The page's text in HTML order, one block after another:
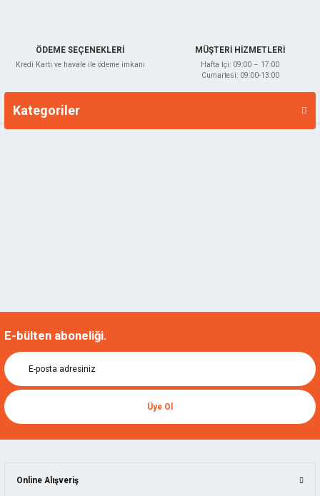
ÖDEME SEÇENEKLERİ
Kredi Kartı ve havale ile ödeme imkanı
MÜŞTERİ HİZMETLERİ
Hafta İçi: 09:00 – 17:00
Cumartesi: 09:00-13:00
Kategoriler
Markalar
E-bülten aboneliği.
Üye Ol
Online Alışveriş